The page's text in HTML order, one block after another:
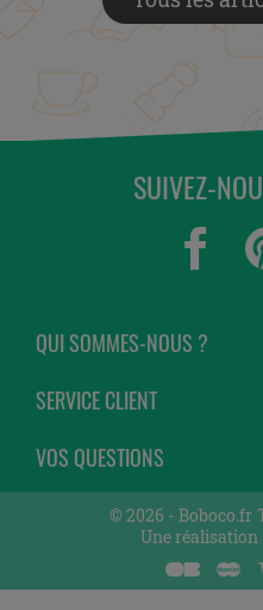
QUI SOMMES-NOUS ?
SERVICE CLIENT
VOS QUESTIONS
SUIVEZ-
© 2026 - Boboco.fr
Une réalisation